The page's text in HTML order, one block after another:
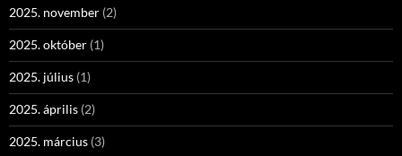
2025. november (2)
2025. október (1)
2025. július (1)
2025. április (2)
2025. március (3)